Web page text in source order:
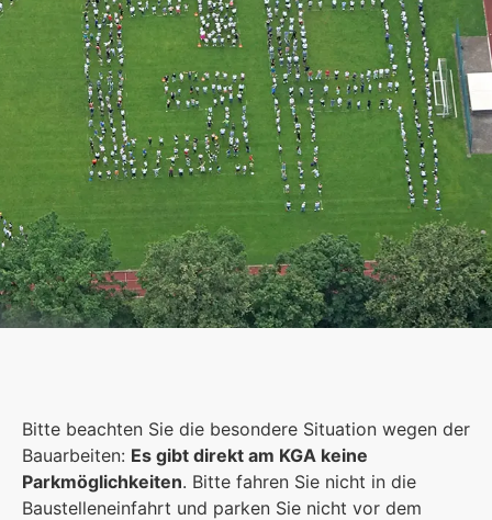
Es kommt auf jeden Einzelnen an, zusammen sind
wir eine starke Gemeinschaft.
Mehr erfahren
Bitte beachten Sie die besondere Situation wegen der
Bauarbeiten: Es gibt direkt am KGA keine
Parkmöglichkeiten. Bitte fahren Sie nicht in die
Baustelleneinfahrt und parken Sie nicht vor dem